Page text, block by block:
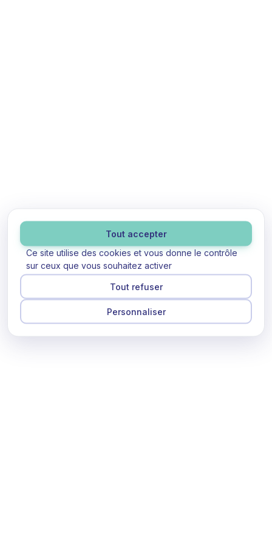
Ce site utilise des cookies et vous donne le contrôle
sur ceux que vous souhaitez activer
Tout accepter
Tout refuser
Personnaliser